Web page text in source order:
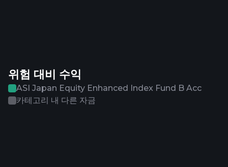
위험 대비 수익
ASI Japan Equity Enhanced Index Fund B Acc
카테고리 내 다른 자금